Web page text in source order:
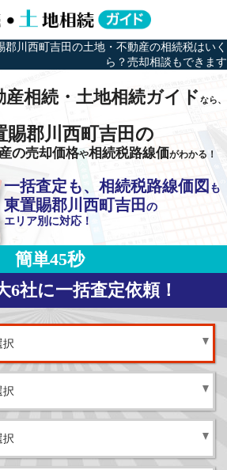
郡川西町吉田の土地・不動産の相続税はいく
ら？売却相談もできます
産相続・土地相続ガイドなら、
賜郡川西町吉田の
の売却価格や相続税路線価がわかる！
一括査定も、相続税路線価図 も
東置賜郡川西町吉田 の
エリア別に対応！
簡単45秒
6社に一括査定依頼！